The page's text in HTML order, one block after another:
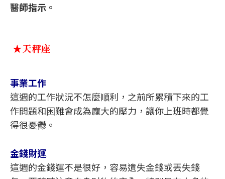
醫師指示。
★天秤座
事業工作
這週的工作狀況不怎麼順利，之前所累積下來的工
作問題和困難會成為龐大的壓力，讓你上班時都覺
得很憂鬱。
金錢財運
這週的金錢運不是很好，容易遺失金錢或丟失錢